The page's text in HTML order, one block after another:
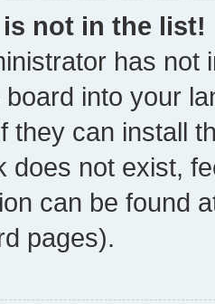
not in the list!
has not
into your
they can install
does not exist,
can be found
pages).